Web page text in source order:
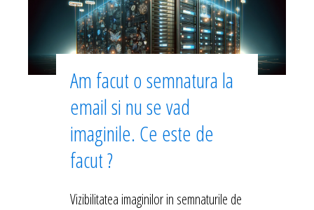
Am facut o semnatura la
email si nu se vad
imaginile. Ce este de
facut ?
Vizibilitatea imaginilor in semnaturile de